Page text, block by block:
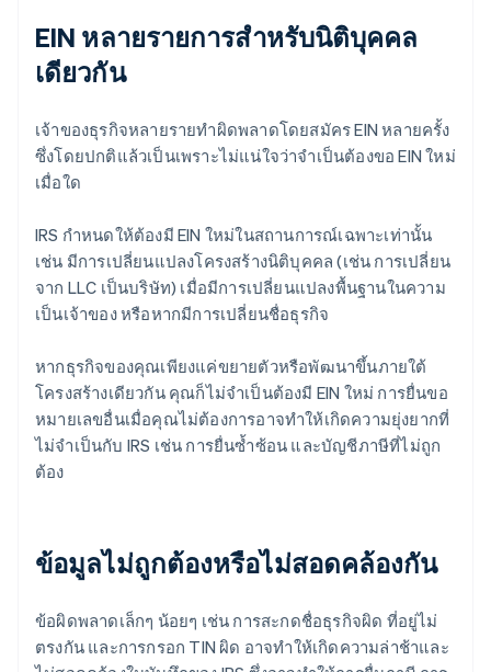
EIN หลายรายการสําหรับนิติบุคคล
เดียวกัน
เจ้าของธุรกิจหลายรายทำผิดพลาดโดยสมัคร EIN หลายครั้ง
ซึ่งโดยปกติแล้วเป็นเพราะไม่แน่ใจว่าจำเป็นต้องขอ EIN ใหม่
เมื่อใด
IRS กำหนดให้ต้องมี EIN ใหม่ในสถานการณ์เฉพาะเท่านั้น
เช่น มีการเปลี่ยนแปลงโครงสร้างนิติบุคคล (เช่น การเปลี่ยน
จาก LLC เป็นบริษัท) เมื่อมีการเปลี่ยนแปลงพื้นฐานในความ
เป็นเจ้าของ หรือหากมีการเปลี่ยนชื่อธุรกิจ
หากธุรกิจของคุณเพียงแค่ขยายตัวหรือพัฒนาขึ้นภายใต้
โครงสร้างเดียวกัน คุณก็ไม่จำเป็นต้องมี EIN ใหม่ การยื่นขอ
หมายเลขอื่นเมื่อคุณไม่ต้องการอาจทำให้เกิดความยุ่งยากที่
ไม่จำเป็นกับ IRS เช่น การยื่นซ้ำซ้อน และบัญชีภาษีที่ไม่ถูก
ต้อง
ข้อมูลไม่ถูกต้องหรือไม่สอดคล้องกัน
ข้อผิดพลาดเล็กๆ น้อยๆ เช่น การสะกดชื่อธุรกิจผิด ที่อยู่ไม่
ตรงกัน และการกรอก TIN ผิด อาจทำให้เกิดความล่าช้าและ